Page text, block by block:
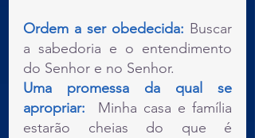
Ordem a ser obedecida: Buscar
a sabedoria e o entendimento
do Senhor e no Senhor.
Uma promessa da qual se
apropriar:
Minha casa e família
estarão cheias do que é